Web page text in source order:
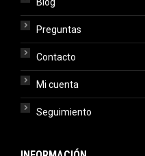
Blog
Preguntas
Contacto
Mi cuenta
Seguimiento